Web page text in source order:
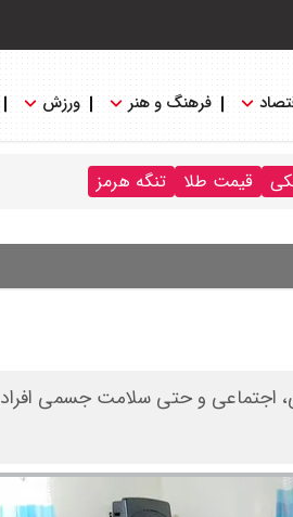
فرهنگ و هنر ورزش
قیمت طلا تنگه هرمز
اجتماعی و حتی سلامت جسمی